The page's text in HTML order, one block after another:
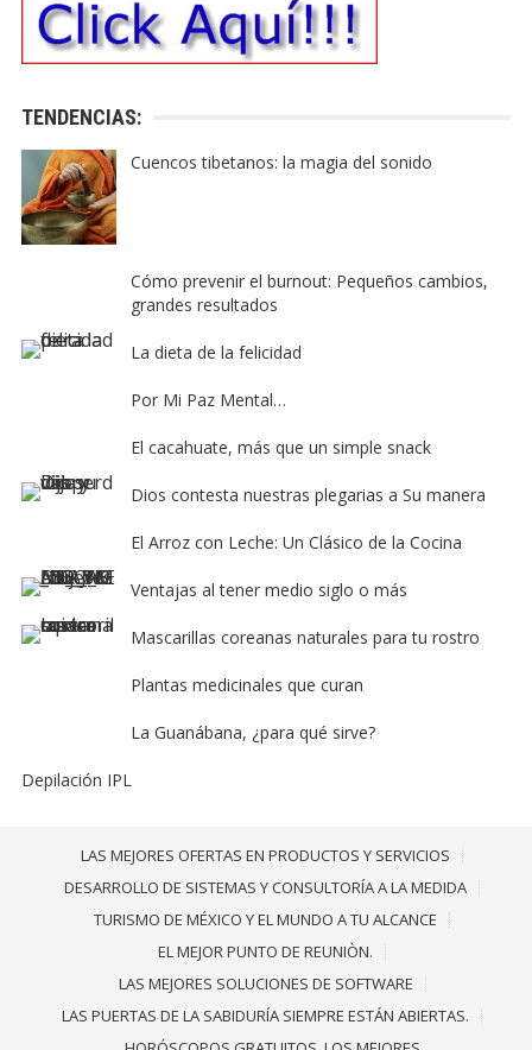
TENDENCIAS:
Cuencos tibetanos: la magia del sonido
Cómo prevenir el burnout: Pequeños cambios,
grandes resultados
La dieta de la felicidad
Por Mi Paz Mental…
El cacahuate, más que un simple snack
Dios contesta nuestras plegarias a Su manera
El Arroz con Leche: Un Clásico de la Cocina
Ventajas al tener medio siglo o más
Mascarillas coreanas naturales para tu rostro
Plantas medicinales que curan
La Guanábana, ¿para qué sirve?
Depilación IPL
LAS MEJORES OFERTAS EN PRODUCTOS Y SERVICIOS
DESARROLLO DE SISTEMAS Y CONSULTORÍA A LA MEDIDA
TURISMO DE MÉXICO Y EL MUNDO A TU ALCANCE
EL MEJOR PUNTO DE REUNIÒN.
LAS MEJORES SOLUCIONES DE SOFTWARE
LAS PUERTAS DE LA SABIDURÍA SIEMPRE ESTÁN ABIERTAS.